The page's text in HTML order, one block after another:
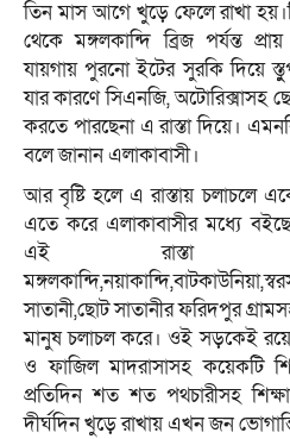
তিন মাস আগে খুড়ে ফেলে রাখা
থেকে মঙ্গলকান্দি ব্রিজ পর্যন্ত
যায়গায় পুরনো ইটের সুরকি দিয়ে
যার কারণে সিএনজি, অটোরিক্সাসহ
করতে পারছেনা এ রাস্তা দিয়ে।
বলে জানান এলাকাবাসী।
আর বৃষ্টি হলে এ রাস্তায় চলাচলে
এতে করে এলাকাবাসীর মধ্যে
এই রাস্তা
সাতানী,ছোট সাতানীর ফরিদপুর
মানুষ চলাচল করে। ওই সড়কেই
ও ফাজিল মাদরাসাসহ কয়েকটি
প্রতিদিন শত শত পথচারীসহ
দীর্ঘদিন খুড়ে রাখায় এখন জন